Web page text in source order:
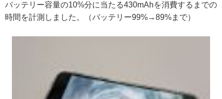
バッテリー容量の10%分に当たる430mAhを消費するまでの
時間を計測しました。（バッテリー99%→89%まで）